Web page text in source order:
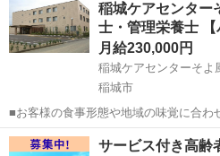
稲城ケアセンター
士・管理栄養士 【
月給230,000円
稲城ケアセンターそよ
稲城市
■お客様の食事形態や地域の味覚に合わ
庫管理、帳票作成、食材費の管理など
膳、厨房の衛生管理にも携わり、イベ
東京 稲城市 栄養士
サービス付き高齢